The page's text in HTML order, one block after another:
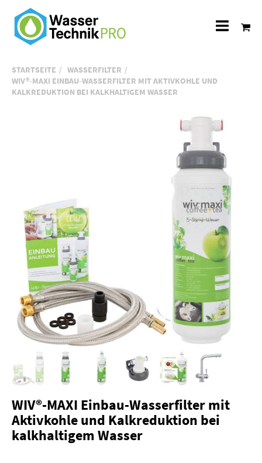
STARTSEITE
WASSERFILTER
WIV®-MAXI EINBAU-WASSERFILTER MIT AKTIVKOHLE UND
KALKREDUKTION BEI KALKHALTIGEM WASSER
WIV®-MAXI Einbau-Wasserfilter mit
Aktivkohle und Kalkreduktion bei
kalkhaltigem Wasser